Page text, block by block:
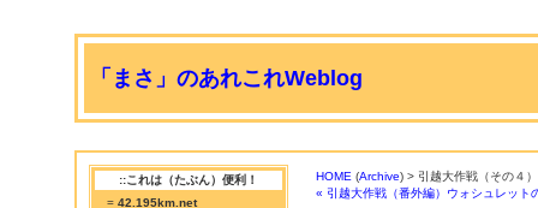
「まさ」のあれこれWeblog
::これは（たぶん）便利！
= 42.195km.net
HOME (Archive) > 引越大作戦（その４）
« 引越大作戦（番外編）ウォシュレット